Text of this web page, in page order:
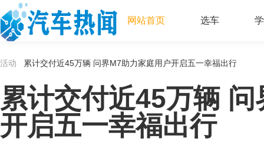
网站首页 选车
活动 累计交付近45万辆 问界M7助力家庭用户开启五一幸福出行
累计交付近45万辆
开启五一幸福出行